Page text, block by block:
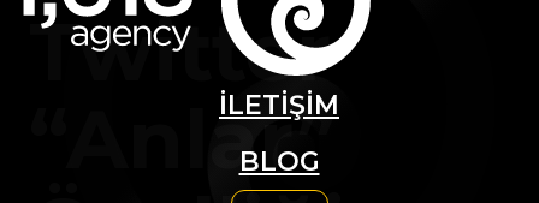
İLETİŞİM
BLOG
Twitter
“Anlar”